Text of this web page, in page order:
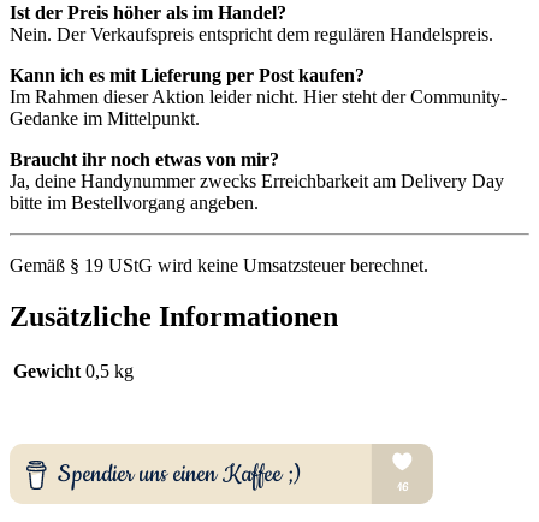
Ist der Preis höher als im Handel?
Nein. Der Verkaufspreis entspricht dem regulären Handelspreis.
Kann ich es mit Lieferung per Post kaufen?
Im Rahmen dieser Aktion leider nicht. Hier steht der Community-
Gedanke im Mittelpunkt.
Braucht ihr noch etwas von mir?
Ja, deine Handynummer zwecks Erreichbarkeit am Delivery Day
bitte im Bestellvorgang angeben.
Gemäß § 19 UStG wird keine Umsatzsteuer berechnet.
Zusätzliche Informationen
Gewicht 0,5 kg